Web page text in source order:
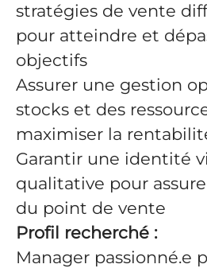
stratégies de vente
pour atteindre et
objectifs
Assurer une gestion
stocks et des
maximiser la
Garantir une identité
qualitative pour
du point de vente
Profil recherché :
Manager passionné.e